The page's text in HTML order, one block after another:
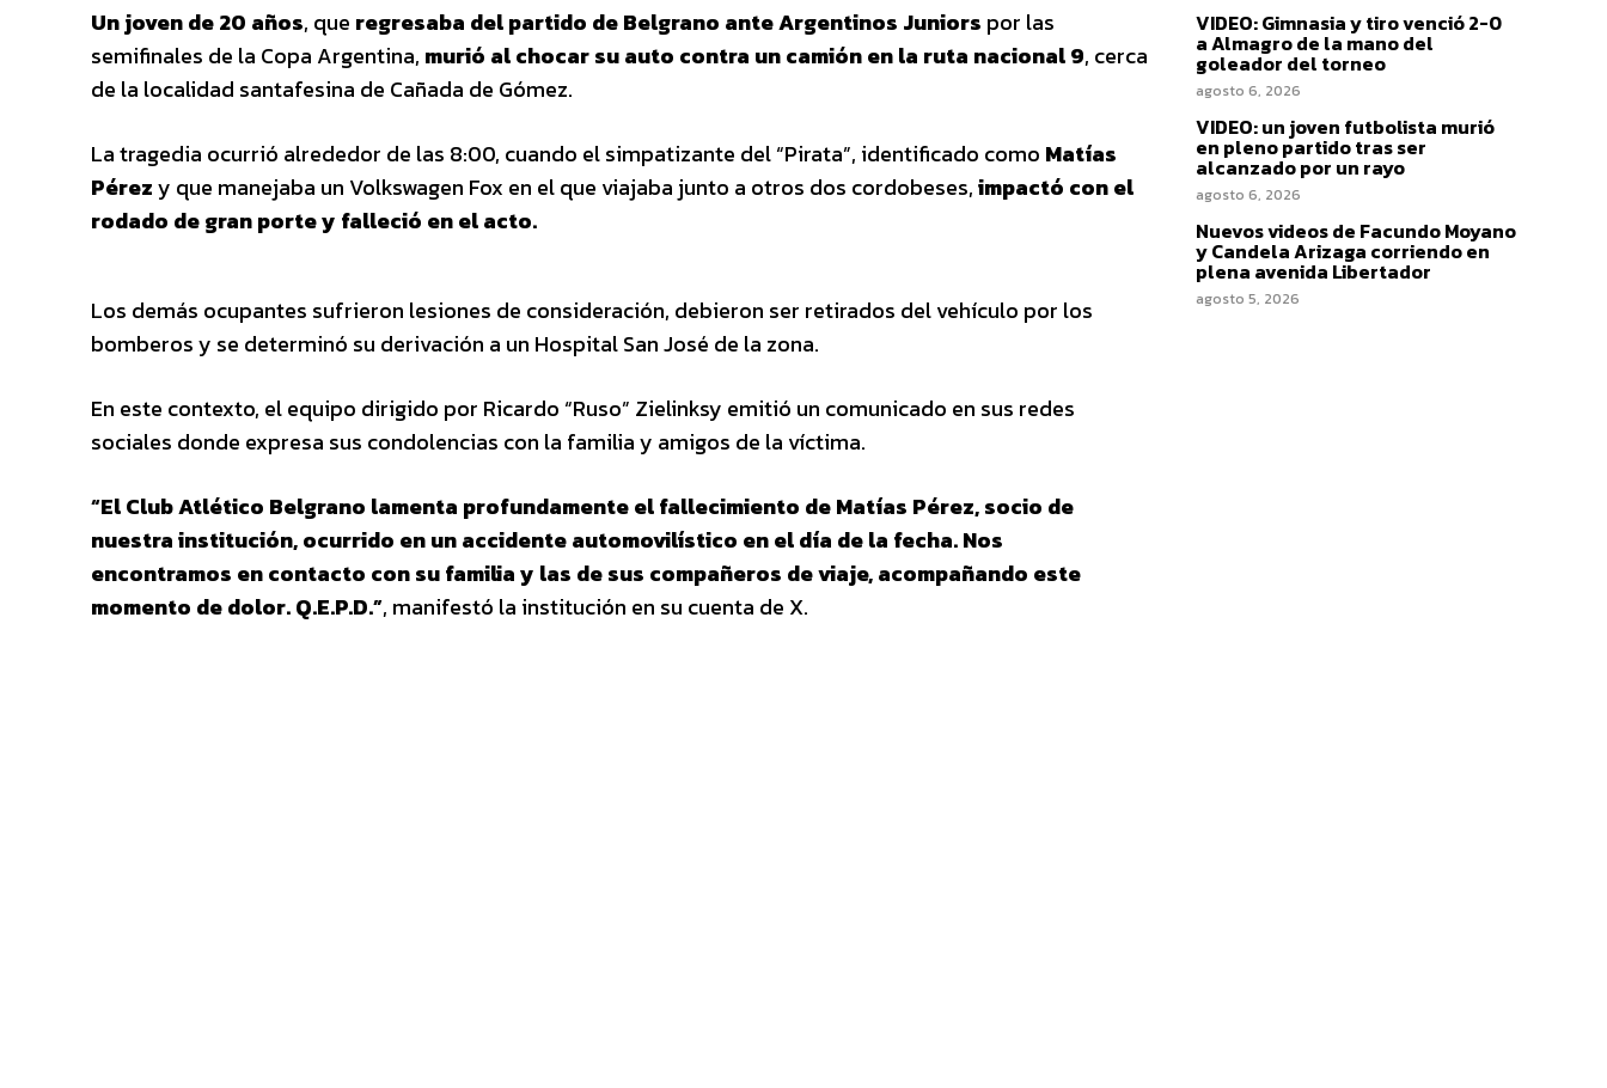
Un joven de 20 años, que regresaba del partido de Belgrano ante Argentinos Juniors por las
semifinales de la Copa Argentina, murió al chocar su auto contra un camión en la ruta nacional 9, cerca
de la localidad santafesina de Cañada de Gómez.
La tragedia ocurrió alrededor de las 8:00, cuando el simpatizante del “Pirata”, identificado como Matías
Pérezy que manejaba un Volkswagen Fox en el que viajaba junto a otros dos cordobeses,impactó con el
rodado de gran porte y falleció en el acto.
Los demás ocupantes sufrieron lesiones de consideración, debieron ser retirados del vehículo por los
bomberos y se determinó su derivación a un Hospital San José de la zona.
En este contexto, el equipo dirigido por Ricardo “Ruso” Zielinksy emitió un comunicado en sus redes
sociales donde expresa sus condolencias con la familia y amigos de la víctima.
“El Club Atlético Belgrano lamenta profundamente el fallecimiento de Matías Pérez, socio de
nuestra institución, ocurrido en un accidente automovilístico en el día de la fecha. Nos
encontramos en contacto con su familia y las de sus compañeros de viaje, acompañando este
momento de dolor. Q.E.P.D.”, manifestó la institución en su cuenta de X.
VIDEO: Gimnasia y tiro venció 2-0
a Almagro de la mano del
goleador del torneo
agosto 6, 2026
VIDEO: un joven futbolista murió
en pleno partido tras ser
alcanzado por un rayo
agosto 6, 2026
Nuevos videos de Facundo Moyano
y Candela Arizaga corriendo en
plena avenida Libertador
agosto 5, 2026